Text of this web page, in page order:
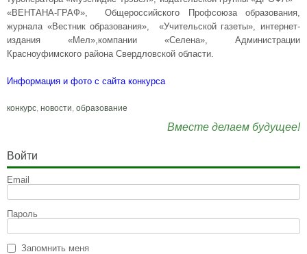
«ВЕНТАНА-ГРАФ», Общероссийского Профсоюза образования,
журнала «Вестник образования», «Учительской газеты», интернет-
издания «Мел»,компании «Селена», Администрации
Красноуфимского района Свердловской области.
Информация и фото с сайта конкурса
конкурс, новости, образование
Вместе делаем будущее!
Войти
Email
Пароль
Запомнить меня